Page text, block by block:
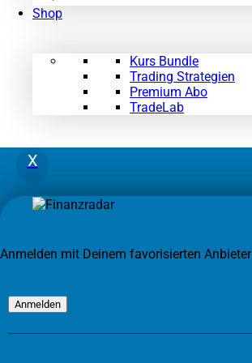
Shop
Kurs Bundle
Trading Strategien
Premium Abo
TradeLab
X
Anmelden mit Deinem favorisierten Anbieter